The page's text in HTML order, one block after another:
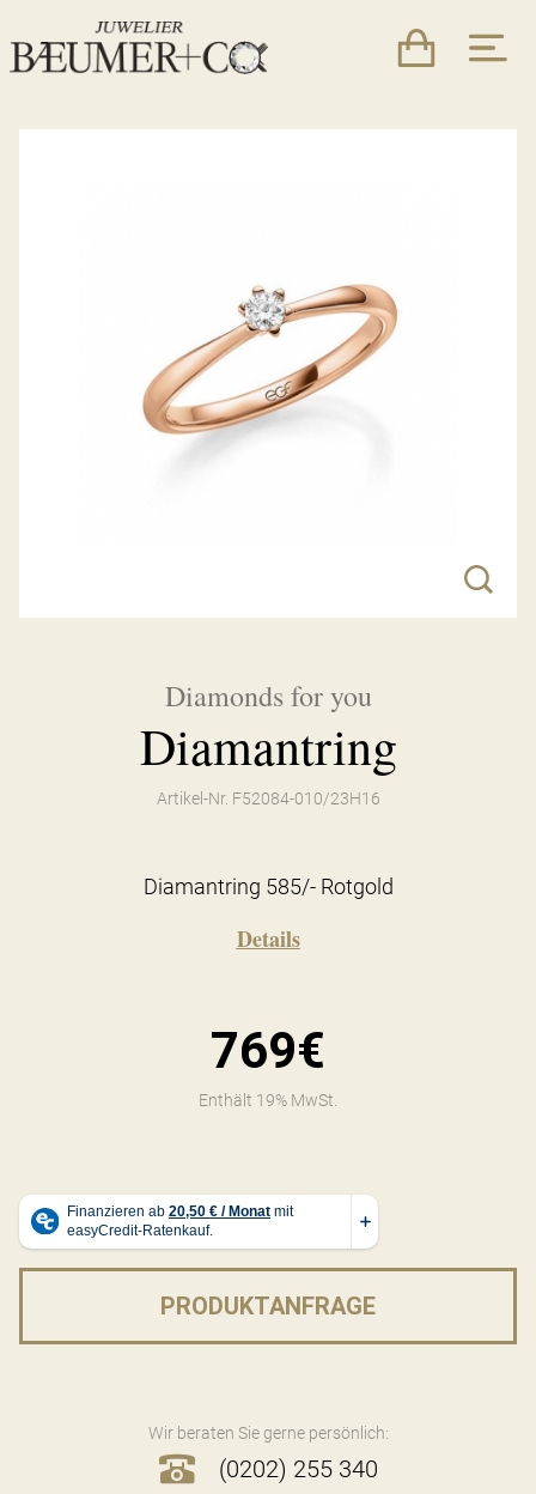
Diamonds for you
Diamantring
Artikel-Nr. F52084-010/23H16
Diamantring 585/- Rotgold
Details
769€
Enthält 19% MwSt.
PRODUKTANFRAGE
Wir beraten Sie gerne persönlich:
(0202) 255 340